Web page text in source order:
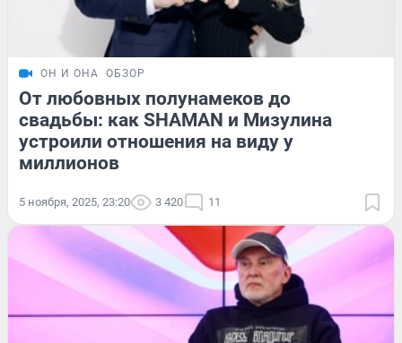
ОН И ОНА ОБЗОР
От любовных полунамеков до
свадьбы: как SHAMAN и Мизулина
устроили отношения на виду у
миллионов
5 ноября, 2025, 23:20 3 420 11